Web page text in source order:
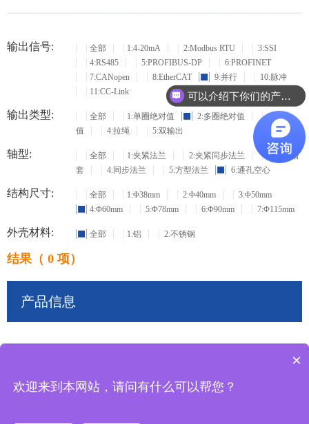
输出信号: 全部 1:4-20mA 2:Modbus RTU
3:SSI
4:RS485
5:PROFIBUS-DP
6:PROFINET
7:CANopen
8:EtherCAT 9:并行
10:脉冲
11:CC-Link
输出类型: 全部 1:单圈绝对值 2:多圈绝对值
3:增量
值
4:拉绳 5:双输出
轴型: 全部 1:夹紧法兰 2:夹紧同步法兰
3:盲孔轴
套
4:同步法兰 5:方型法兰 6:通孔空心
结构尺寸: 全部 1:Φ38mm 2:Φ40mm
3:Φ50mm
4:Φ60mm
5:Φ78mm 6:Φ90mm 7:Φ115mm
外壳材料: 全部 1:铝 2:不锈钢
结果（ 0 项）
产品信息
可以介绍下你们的产品么？
×
欢迎来到本网站，请问有什么可以帮您？